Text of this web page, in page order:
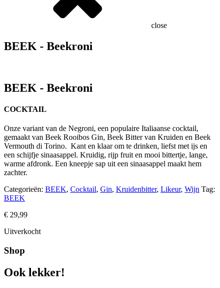
close
BEEK - Beekroni
BEEK - Beekroni
COCKTAIL
Onze variant van de Negroni, een populaire Italiaanse cocktail,
gemaakt van Beek Rooibos Gin, Beek Bitter van Kruiden en Beek
Vermouth di Torino. Kant en klaar om te drinken, liefst met ijs en
een schijfje sinaasappel. Kruidig, rijp fruit en mooi bittertje, lange,
warme afdronk. Een kneepje sap uit een sinaasappel maakt hem
zachter.
Categorieën: BEEK, Cocktail, Gin, Kruidenbitter, Likeur, Wijn Tag:
BEEK
€ 29,99
Uitverkocht
Shop
Ook lekker!